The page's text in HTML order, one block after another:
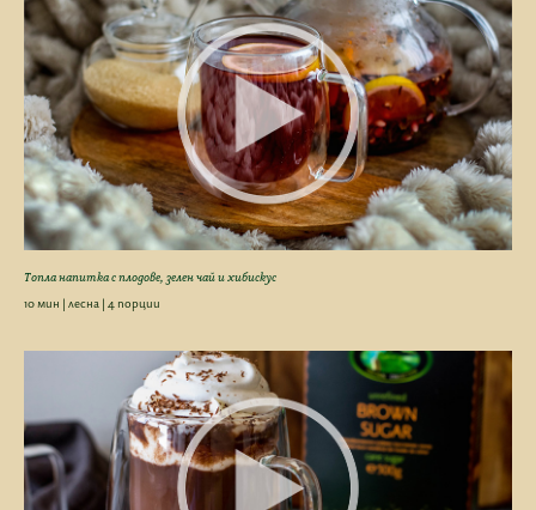
Топла напитка с плодове, зелен чай и хибискус
10 мин | лесна | 4 порции